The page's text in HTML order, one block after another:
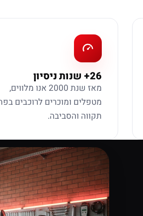
26+ שנות ניסיון
מאז שנת 2000 אנו מלווים,
מטפלים ומוכרים לרוכבים
תקווה והסביבה.